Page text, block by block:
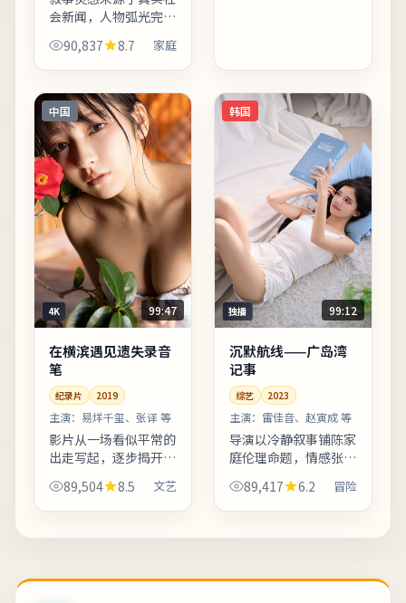
会新闻，人物弧光完
整，反转服务于主题而
非噱头。影像质感接近
与雨景结合氛围出众。
上线之后口碑分化属正
常现象...
90,837 8.7 家庭
中国
4K 99:47
在横滨遇见遗失录音
笔
纪录片 2019
主演： 易烊千玺、张译 等
影片从一场看似平常的
出走写起，逐步揭开人
物之间的隐秘牵绊。影
像质感接近胶片颗粒
89,504 8.5 文艺
韩国
独播 99:12
沉默航线——广岛湾
记事
综艺 2023
主演： 雷佳音、赵寅成 等
导演以冷静叙事铺陈家
庭伦理命题，情感张力
在细节对白中缓慢升
温。结局留白开放式处
89,417 6.2 冒险